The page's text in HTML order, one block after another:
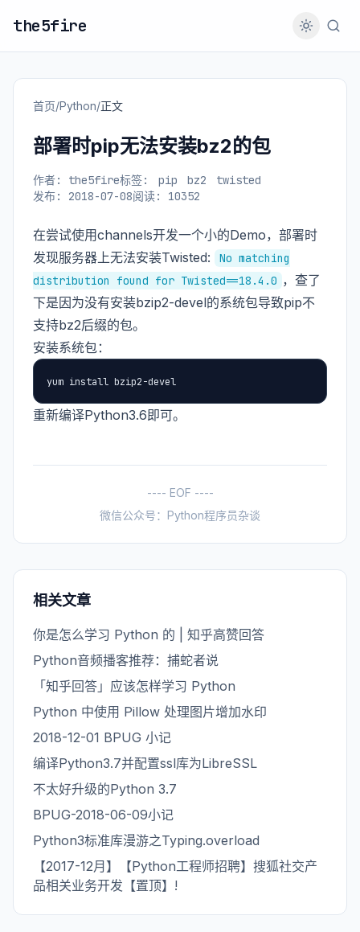
the5fire
首页/Python/正文
部署时pip无法安装bz2的包
作者: the5fire标签: pip bz2
twisted
发布: 2018-07-08阅读: 10352
在尝试使用channels开发一个小的Demo，部署时
发现服务器上无法安装Twisted:
No matching
distribution found for Twisted==18.4.0 ，查了
下是因为没有安装bzip2-devel的系统包导致pip不
支持bz2后缀的包。
安装系统包：
yum install bzip2-devel
重新编译Python3.6即可。
---- EOF ----
微信公众号：Python程序员杂谈
相关文章
你是怎么学习 Python 的 | 知乎高赞回答
Python音频播客推荐：捕蛇者说
「知乎回答」应该怎样学习 Python
Python 中使用 Pillow 处理图片增加水印
2018-12-01 BPUG 小记
编译Python3.7并配置ssl库为LibreSSL
不太好升级的Python 3.7
BPUG-2018-06-09小记
Python3标准库漫游之Typing.overload
【2017-12月】【Python工程师招聘】搜狐社交产
品相关业务开发【置顶】!